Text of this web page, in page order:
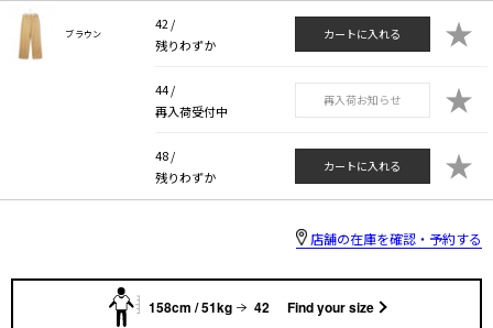
ブラウン
42 /
残りわずか
カートに入れる ★
44 /
再入荷受付中
再入荷お知らせ ★
48 /
残りわずか
カートに入れる ★
店舗の在庫を確認・予約する
158cm / 51kg 42 Find your size